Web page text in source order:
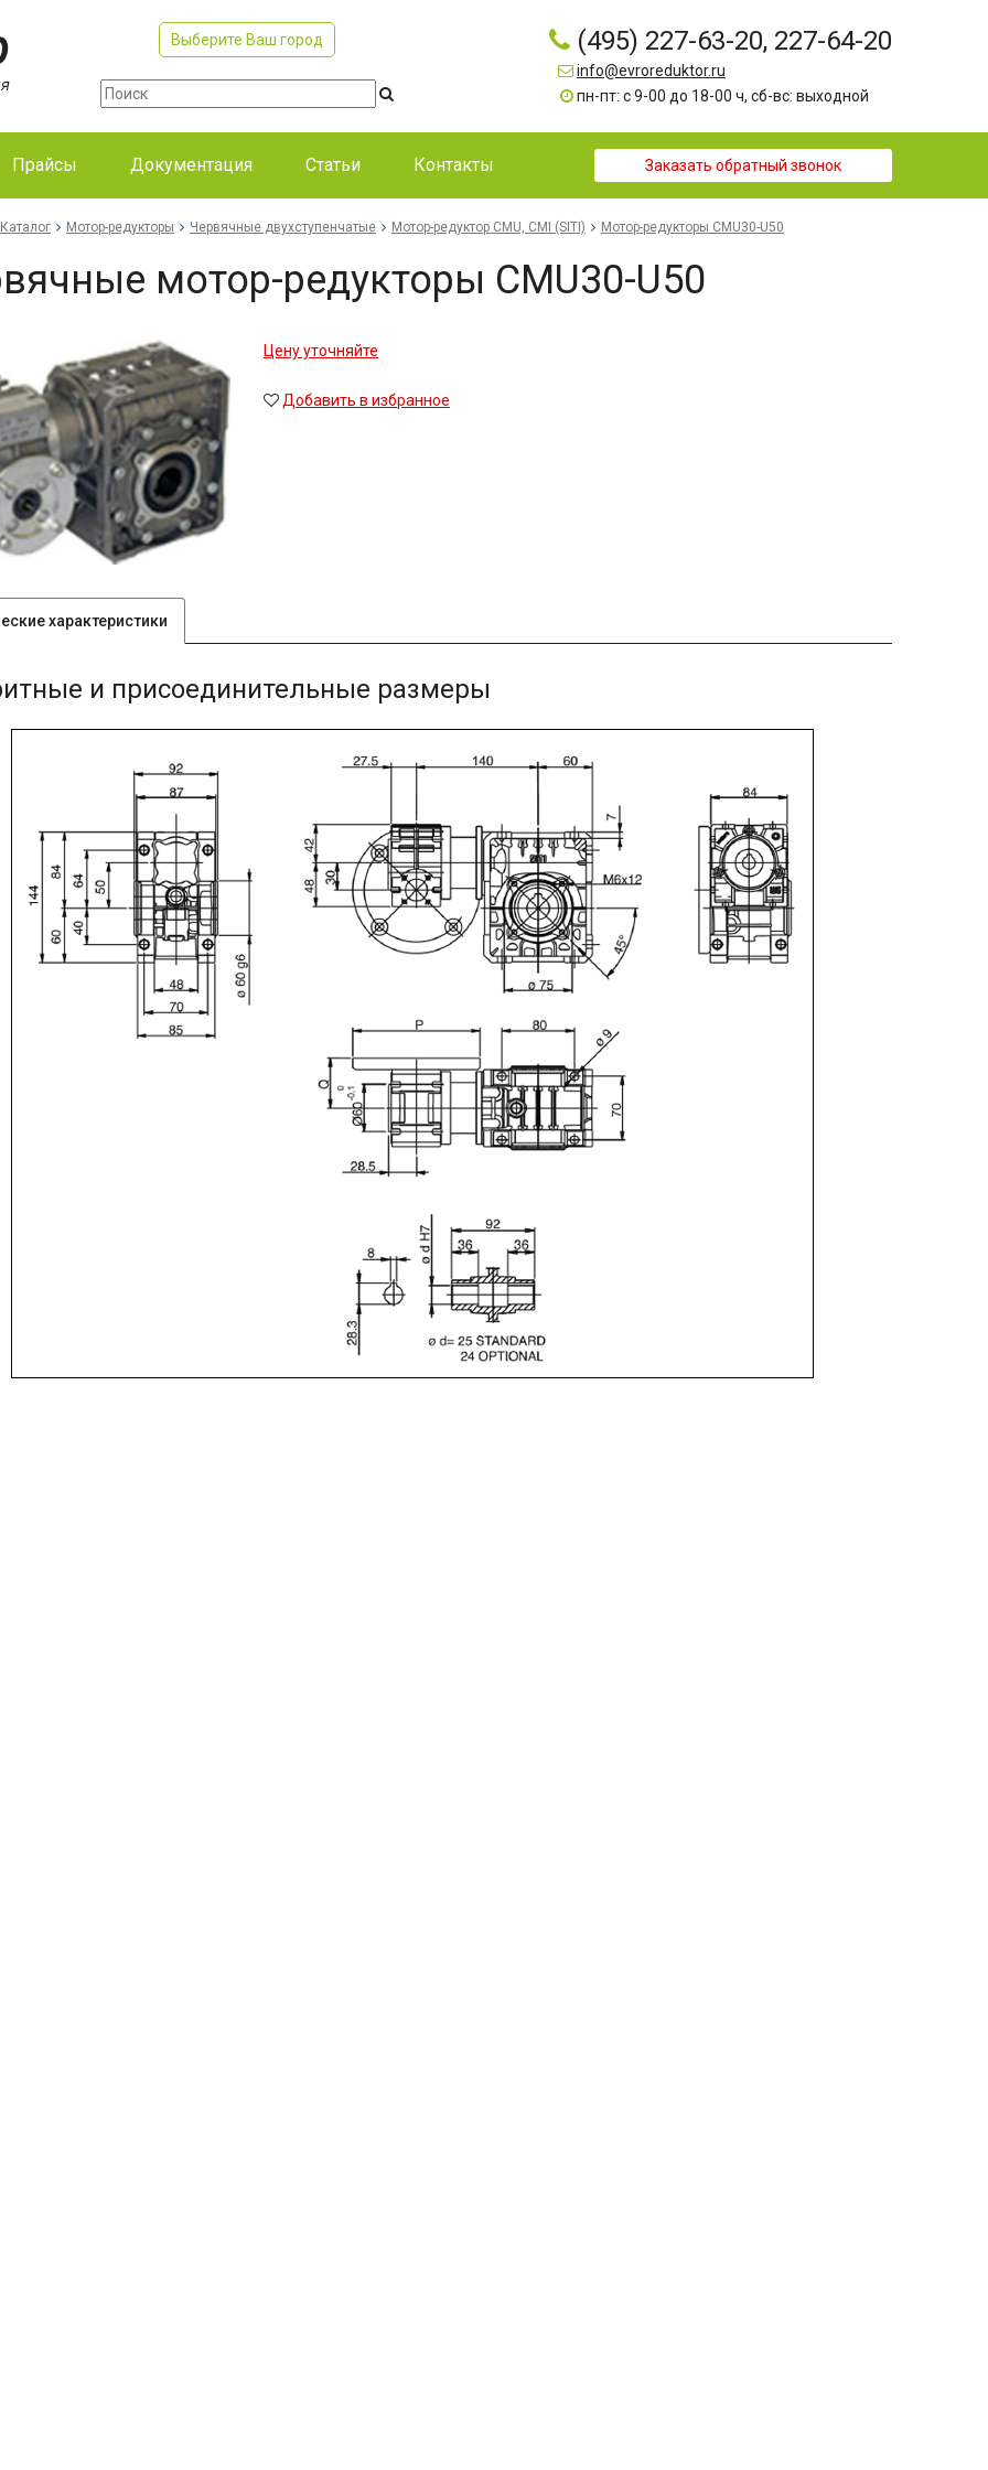
Выберите Ваш город (495) 227-63-20, 227-64-20
info@evroreduktor.ru
пн-пт: с 9-00 до 18-00 ч, сб-вс: выходной
Прайсы Документация Статьи Контакты Заказать обратный звонок
Каталог Мотор-редукторы Червячные двухступенчатые Мотор-редуктор CMU, CMI (SITI) Мотор-редукторы CMU30-U50
мотор-редукторы CMU30-U50
Цену уточняйте
Добавить в избранное
характеристики
и присоединительные размеры